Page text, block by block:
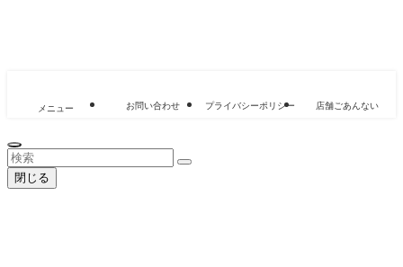
メニュー お問い合わせ プライバシーポリシー 店舗ごあんない
閉じる